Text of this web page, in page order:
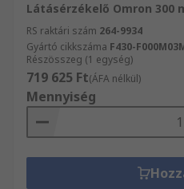
Látásérzékelő Omron 300
RS raktári szám 264-9934
Gyártó cikkszáma F430-
Részösszeg (1 egység)
719 625 Ft(ÁFA nélkül)
Mennyiség